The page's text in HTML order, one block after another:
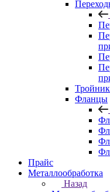
Фланцы
Прайс
Металлообработка
Назад